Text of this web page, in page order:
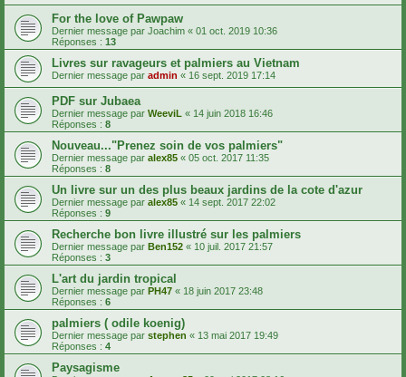
For the love of Pawpaw
Dernier message par Joachim « 01 oct. 2019 10:36
Réponses : 13
Livres sur ravageurs et palmiers au Vietnam
Dernier message par admin « 16 sept. 2019 17:14
PDF sur Jubaea
Dernier message par WeeviL « 14 juin 2018 16:46
Réponses : 8
Nouveau..."Prenez soin de vos palmiers"
Dernier message par alex85 « 05 oct. 2017 11:35
Réponses : 8
Un livre sur un des plus beaux jardins de la cote d'azur
Dernier message par alex85 « 14 sept. 2017 22:02
Réponses : 9
Recherche bon livre illustré sur les palmiers
Dernier message par Ben152 « 10 juil. 2017 21:57
Réponses : 3
L'art du jardin tropical
Dernier message par PH47 « 18 juin 2017 23:48
Réponses : 6
palmiers ( odile koenig)
Dernier message par stephen « 13 mai 2017 19:49
Réponses : 4
Paysagisme